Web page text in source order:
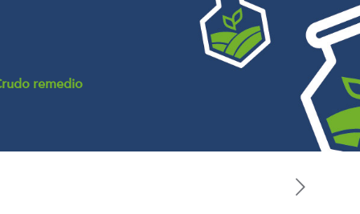
remedio